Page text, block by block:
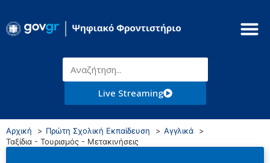
Live Streaming
Αρχική Πρώτη Σχολική Εκπαίδευση
Αγγλικά
Ταξίδια - Τουρισμός - Μετακινήσεις